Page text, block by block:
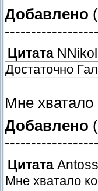
Добавлено
Цитата
Достаточно
Мне хватало
Добавлено
Цитата
Мне хватало